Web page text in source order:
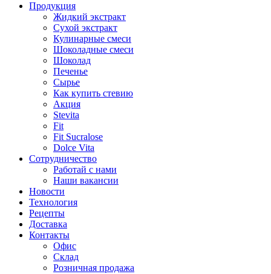
Продукция
Жидкий экстракт
Сухой экстракт
Кулинарные смеси
Шоколадные смеси
Шоколад
Печенье
Сырье
Как купить стевию
Акция
Stevita
Fit
Fit Sucralose
Dolce Vita
Сотрудничество
Работай с нами
Наши вакансии
Новости
Технология
Рецепты
Доставка
Контакты
Офис
Склад
Розничная продажа